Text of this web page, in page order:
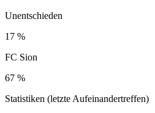
Unentschieden
17 %
FC Sion
67 %
Statistiken (letzte Aufeinandertreffen)